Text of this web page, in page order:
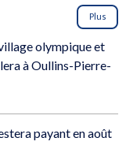
Plus
olympique et
à Oullins-Pierre-
payant en août